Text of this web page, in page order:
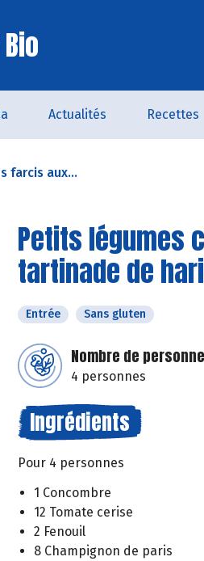
Actualités Recettes
farcis aux...
Petits légumes
tartinade de
Entrée Sans gluten
Nombre de
4 personnes
Ingrédients
Pour 4 personnes
1 Concombre
12 Tomate cerise
2 Fenouil
8 Champignon de paris